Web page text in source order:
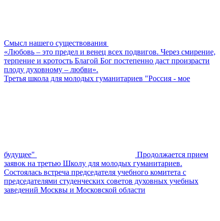
Смысл нашего существования
«Любовь – это предел и венец всех подвигов. Через смирение,
терпение и кротость Благой Бог постепенно даст произрасти
плоду духовному – любви».
Третья школа для молодых гуманитариев "Россия - мое
будущее"
Продолжается прием
заявок на третью Школу для молодых гуманитариев.
Состоялась встреча председателя учебного комитета с
председателями студенческих советов духовных учебных
заведений Москвы и Московской области